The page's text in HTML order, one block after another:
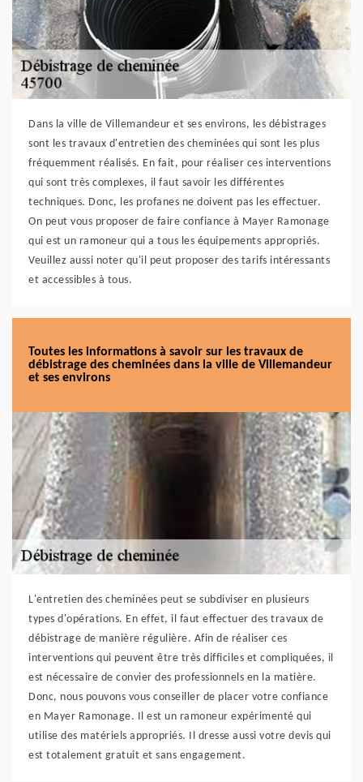
Dans la ville de Villemandeur et ses environs, les débistrages
sont les travaux d'entretien des cheminées qui sont les plus
fréquemment réalisés. En fait, pour réaliser ces interventions
qui sont très complexes, il faut savoir les différentes
techniques. Donc, les profanes ne doivent pas les effectuer.
On peut vous proposer de faire confiance à Mayer Ramonage
qui est un ramoneur qui a tous les équipements appropriés.
Veuillez aussi noter qu'il peut proposer des tarifs intéressants
et accessibles à tous.
Toutes les informations à savoir sur les travaux de
débistrage des cheminées dans la ville de Villemandeur
et ses environs
L'entretien des cheminées peut se subdiviser en plusieurs
types d'opérations. En effet, il faut effectuer des travaux de
débistrage de manière régulière. Afin de réaliser ces
interventions qui peuvent être très difficiles et compliquées, il
est nécessaire de convier des professionnels en la matière.
Donc, nous pouvons vous conseiller de placer votre confiance
en Mayer Ramonage. Il est un ramoneur expérimenté qui
utilise des matériels appropriés. Il dresse aussi votre devis qui
est totalement gratuit et sans engagement.